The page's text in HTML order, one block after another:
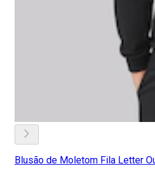
Blusão de Moletom Fila Letter